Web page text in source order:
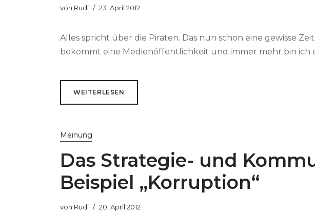
von Rudi 23. April 2012
Alles spricht über die Piraten. Das nun schon eine gewisse
bekommt eine Medienöffentlichkeit und immer mehr bin ich
WEITERLESEN
Meinung
Das Strategie- und
Beispiel „Korruption“
von Rudi 20. April 2012